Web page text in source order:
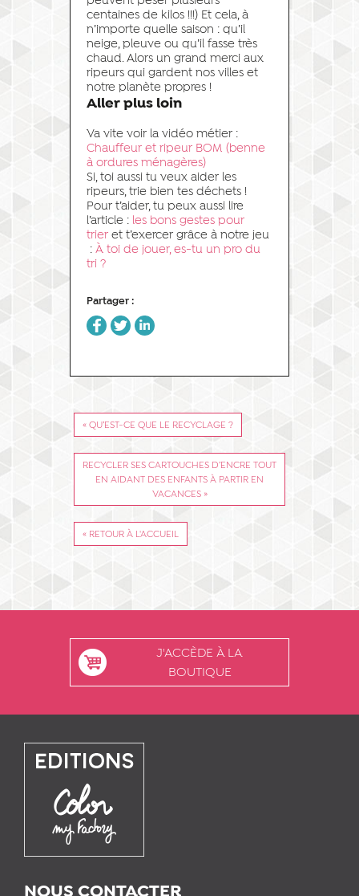
centaines de kilos !!!) Et cela, à
n’importe quelle saison : qu’il
neige, pleuve ou qu’il fasse très
chaud. Alors un grand merci aux
ripeurs qui gardent nos villes et
notre planète propres !
Aller plus loin
Va vite voir la vidéo métier :
Chauffeur et ripeur BOM (benne
à ordures ménagères)
Si, toi aussi tu veux aider les
ripeurs, trie bien tes déchets !
Pour t’aider, tu peux aussi lire
l’article : les bons gestes pour
trier et t’exercer grâce à notre jeu
: À toi de jouer, es-tu un pro du
tri ?
Partager :
Cliquez
pour
dans
Click
to
dans
Cliquez
pour
dans
« QU’EST-CE QUE LE RECYCLAGE ?
RECYCLER SES CARTOUCHES D’ENCRE TOUT
EN AIDANT DES ENFANTS À PARTIR EN
VACANCES »
« RETOUR À L'ACCUEIL
J'ACCÈDE À LA
BOUTIQUE
NOUS CONTACTER